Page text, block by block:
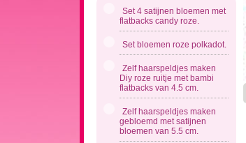
Set 4 satijnen bloemen met
flatbacks candy roze.
Set bloemen roze polkadot.
Zelf haarspeldjes maken
Diy roze ruitje met bambi
flatbacks van 4.5 cm.
Zelf haarspeldjes maken
gebloemd met satijnen
bloemen van 5.5 cm.